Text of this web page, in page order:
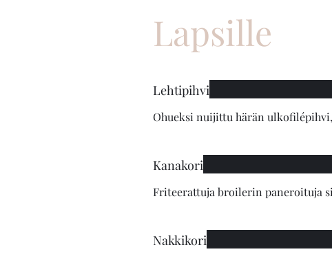
Lapsille
Lehtipihvi
Ohueksi nuijittu härän
Kanakori
Friteerattuja broilerin paneroituja
Nakkikori